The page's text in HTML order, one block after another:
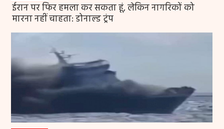
ईरान पर फिर हमला कर सकता हूं, लेकिन नागरिकों को
मारना नहीं चाहता: डोनाल्ड ट्रंप